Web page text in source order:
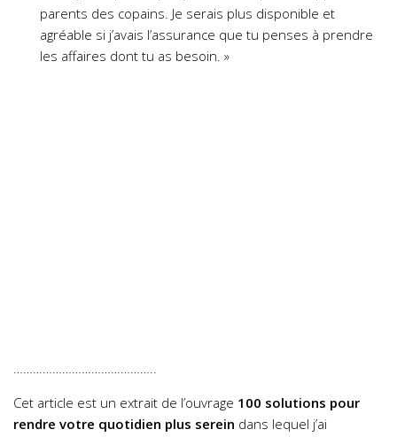
parents des copains. Je serais plus disponible et
agréable si j’avais l’assurance que tu penses à prendre
les affaires dont tu as besoin. »
……………………………………..
Cet article est un extrait de l’ouvrage 100 solutions pour
rendre votre quotidien plus serein dans lequel j’ai